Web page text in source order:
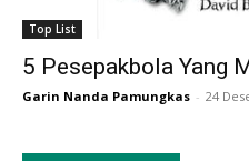
Top List
5 Pesepakbola Yang
Garin Nanda Pamungkas - 24